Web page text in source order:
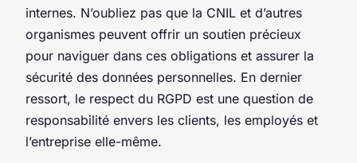
internes. N’oubliez pas que la CNIL et d’autres
organismes peuvent offrir un soutien précieux
pour naviguer dans ces obligations et assurer la
sécurité des données personnelles. En dernier
ressort, le respect du RGPD est une question de
responsabilité envers les clients, les employés et
l’entreprise elle-même.